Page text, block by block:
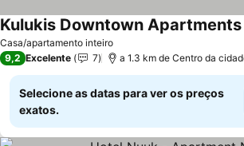
Casa/apartamento inteiro
Kulukis Downtown Apartments
9,2 Excelente 7 a 1.3 km de Centro da
Selecione as datas para ver os preços
exatos.